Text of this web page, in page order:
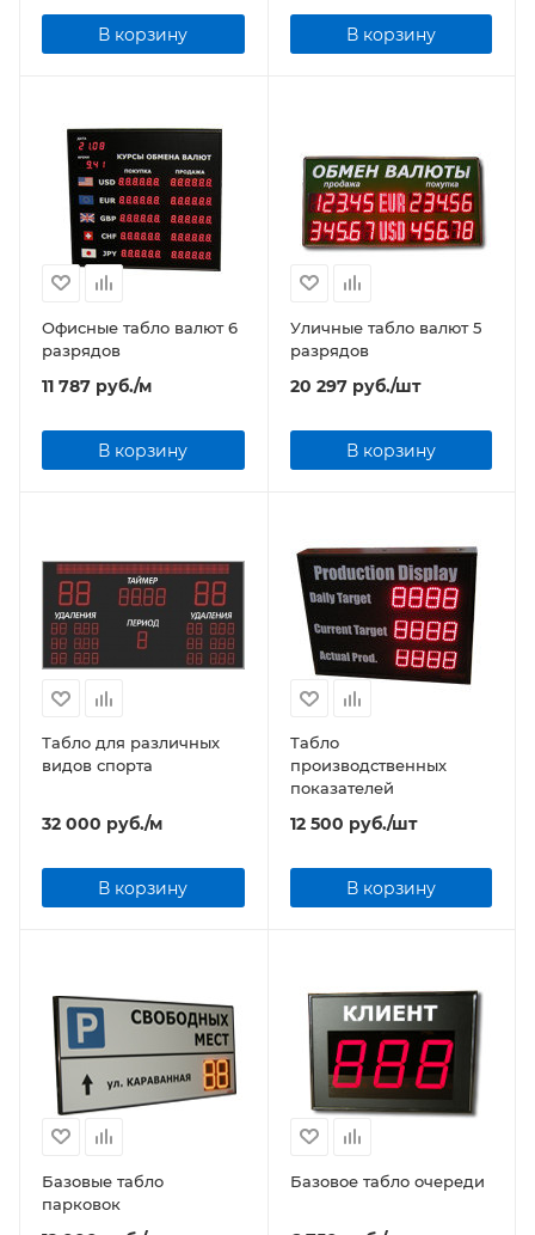
В корзину В корзину
Офисные табло валют 6
разрядов
11 787 руб./м
В корзину
Уличные табло валют 5
разрядов
20 297руб./шт
В корзину
Табло для различных
видов спорта
32 000 руб./м
В корзину
Табло
производственных
показателей
12 500 руб./шт
В корзину
Базовые табло
парковок
Базовое табло очереди